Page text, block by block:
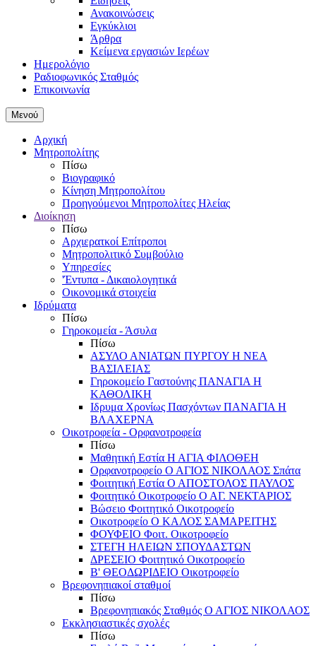
Ανακοινώσεις
Εγκύκλιοι
Άρθρα
Κείμενα εργασιών Ιερέων
Ημερολόγιο
Ραδιοφωνικός Σταθμός
Επικοινωνία
Μενού
Αρχική
Μητροπολίτης
Πίσω
Βιογραφικό
Κίνηση Μητροπολίτου
Προηγούμενοι Μητροπολίτες Ηλείας
Διοίκηση
Πίσω
Αρχιερατκοί Επίτροποι
Μητροπολιτικό Συμβούλιο
Υπηρεσίες
'Έντυπα - Δικαιολογητικά
Οικονομικά στοιχεία
Ιδρύματα
Πίσω
Γηροκομεία - Άσυλα
Πίσω
ΑΣΥΛΟ ΑΝΙΑΤΩΝ ΠΥΡΓΟΥ Η ΝΕΑ
ΒΑΣΙΛΕΙΑΣ
Γηροκομείο Γαστούνης ΠΑΝΑΓΙΑ Η
ΚΑΘΟΛΙΚΗ
Ιδρυμα Χρονίως Πασχόντων ΠΑΝΑΓΙΑ Η
ΒΛΑΧΕΡΝΑ
Οικοτροφεία - Ορφανοτροφεία
Πίσω
Μαθητική Εστία Η ΑΓΙΑ ΦΙΛΟΘΕΗ
Ορφανοτροφείο Ο ΑΓΙΟΣ ΝΙΚΟΛΑΟΣ Σπάτα
Φοιτητική Εστία Ο ΑΠΟΣΤΟΛΟΣ ΠΑΥΛΟΣ
Φοιτητικό Οικοτροφείο Ο ΑΓ. ΝΕΚΤΑΡΙΟΣ
Βώσειο Φοιτητικό Οικοτροφείο
Οικοτροφείο Ο ΚΑΛΟΣ ΣΑΜΑΡΕΙΤΗΣ
ΦΟΥΦΕΙΟ Φοιτ. Οικοτροφείο
ΣΤΕΓΗ ΗΛΕΙΩΝ ΣΠΟΥΔΑΣΤΩΝ
ΔΡΕΣΕΙΟ Φοιτητικό Οικοτροφείο
Β' ΘΕΟΔΩΡΙΔΕΙΟ Οικοτροφείο
Βρεφονηπιακοί σταθμοί
Πίσω
Βρεφονηπιακός Σταθμός Ο ΑΓΙΟΣ ΝΙΚΟΛΑΟΣ
Εκκλησιαστικές σχολές
Πίσω